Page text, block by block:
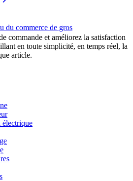
du commerce de gros
commande et améliorez la satisfaction
en toute simplicité, en temps réel, la
article.
électrique